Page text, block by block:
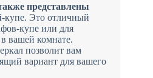
представлены
купе. Это отличный
купе или для
вашей комнате.
позволит вам
вариант для вашего